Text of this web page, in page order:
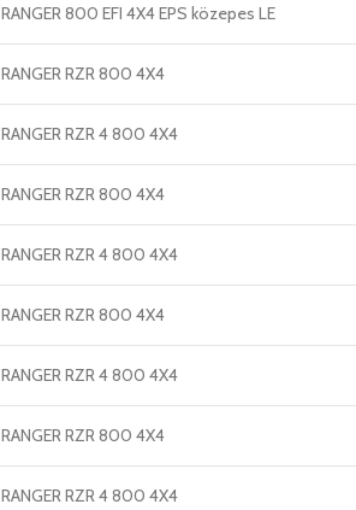
RANGER 800 EFI 4X4 EPS közepes LE
RANGER RZR 800 4X4
RANGER RZR 4 800 4X4
RANGER RZR 800 4X4
RANGER RZR 4 800 4X4
RANGER RZR 800 4X4
RANGER RZR 4 800 4X4
RANGER RZR 800 4X4
RANGER RZR 4 800 4X4